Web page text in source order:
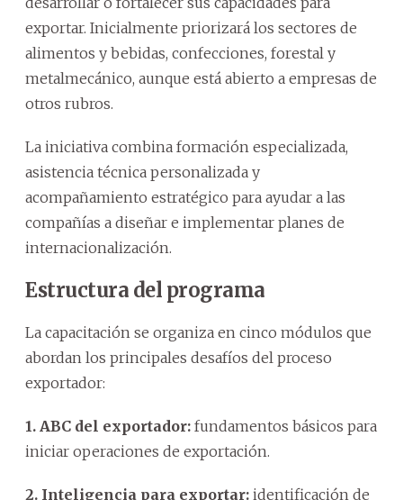
exportar. Inicialmente priorizará los sectores de
alimentos y bebidas, confecciones, forestal y
metalmecánico, aunque está abierto a empresas de
otros rubros.
La iniciativa combina formación especializada,
asistencia técnica personalizada y
acompañamiento estratégico para ayudar a las
compañías a diseñar e implementar planes de
internacionalización.
Estructura del programa
La capacitación se organiza en cinco módulos que
abordan los principales desafíos del proceso
exportador:
1. ABC del exportador: fundamentos básicos para
iniciar operaciones de exportación.
2. Inteligencia para exportar: identificación de